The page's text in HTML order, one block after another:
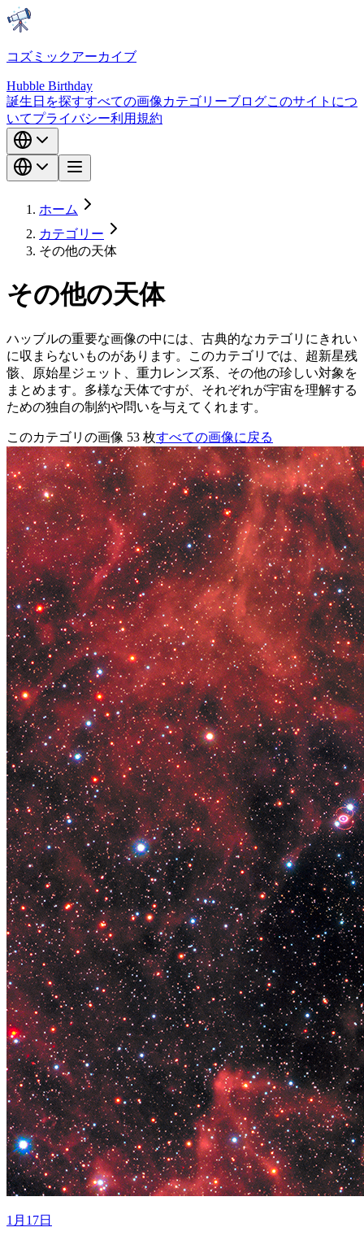
コズミックアーカイブ
Hubble Birthday
誕生日を探すすべての画像カテゴリーブログこのサイトにつ
いてプライバシー利用規約
ホーム
カテゴリー
その他の天体
その他の天体
ハッブルの重要な画像の中には、古典的なカテゴリにきれい
に収まらないものがあります。このカテゴリでは、超新星残
骸、原始星ジェット、重力レンズ系、その他の珍しい対象を
まとめます。多様な天体ですが、それぞれが宇宙を理解する
ための独自の制約や問いを与えてくれます。
このカテゴリの画像 53 枚すべての画像に戻る
1月17日